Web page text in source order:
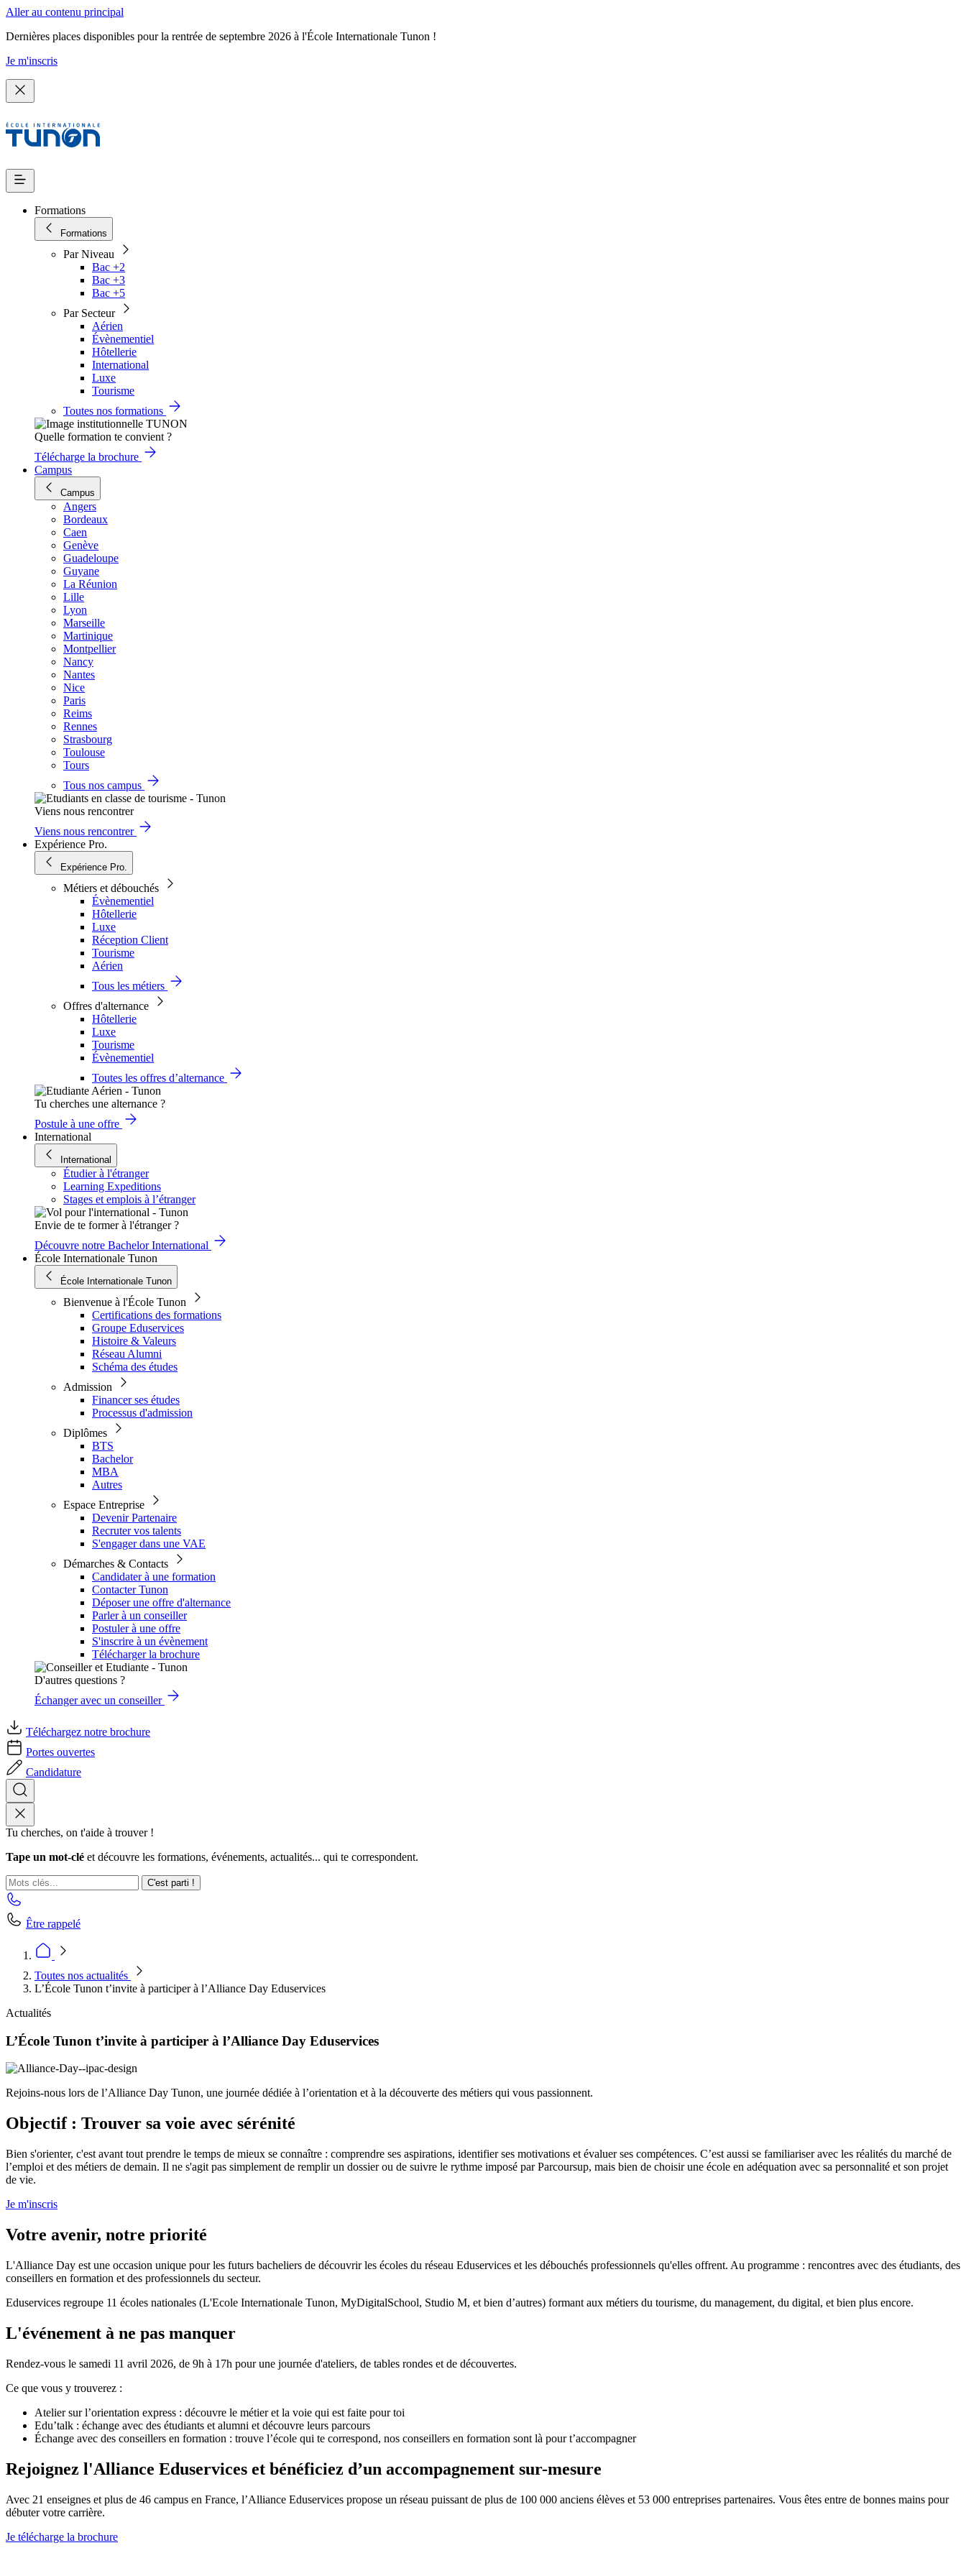
Aller au contenu principal
Dernières places disponibles pour la rentrée de septembre 2026 à l'École Internationale Tunon !
Je m'inscris
Formations
Formations
Par Niveau
Bac +2
Bac +3
Bac +5
Par Secteur
Aérien
Évènementiel
Hôtellerie
International
Luxe
Tourisme
Toutes nos formations
Quelle formation te convient ?
Télécharge la brochure
Campus
Campus
Angers
Bordeaux
Caen
Genève
Guadeloupe
Guyane
La Réunion
Lille
Lyon
Marseille
Martinique
Montpellier
Nancy
Nantes
Nice
Paris
Reims
Rennes
Strasbourg
Toulouse
Tours
Tous nos campus
Viens nous rencontrer
Viens nous rencontrer
Expérience Pro.
Expérience Pro.
Métiers et débouchés
Évènementiel
Hôtellerie
Luxe
Réception Client
Tourisme
Aérien
Tous les métiers
Offres d'alternance
Hôtellerie
Luxe
Tourisme
Évènementiel
Toutes les offres d’alternance
Tu cherches une alternance ?
Postule à une offre
International
International
Étudier à l'étranger
Learning Expeditions
Stages et emplois à l’étranger
Envie de te former à l'étranger ?
Découvre notre Bachelor International
École Internationale Tunon
École Internationale Tunon
Bienvenue à l'École Tunon
Certifications des formations
Groupe Eduservices
Histoire & Valeurs
Réseau Alumni
Schéma des études
Admission
Financer ses études
Processus d'admission
Diplômes
BTS
Bachelor
MBA
Autres
Espace Entreprise
Devenir Partenaire
Recruter vos talents
S'engager dans une VAE
Démarches & Contacts
Candidater à une formation
Contacter Tunon
Déposer une offre d'alternance
Parler à un conseiller
Postuler à une offre
S'inscrire à un évènement
Télécharger la brochure
D'autres questions ?
Échanger avec un conseiller
Téléchargez notre brochure
Portes ouvertes
Candidature
Tu cherches, on t'aide à trouver !
Tape un mot-clé et découvre les formations, événements, actualités... qui te correspondent.
C'est parti !
Être rappelé
Toutes nos actualités
L’École Tunon t’invite à participer à l’Alliance Day Eduservices
Actualités
L’École Tunon t’invite à participer à l’Alliance Day Eduservices
Rejoins-nous lors de l’Alliance Day Tunon, une journée dédiée à l’orientation et à la découverte des métiers qui vous passionnent.
Objectif : Trouver sa voie avec sérénité
Bien s'orienter, c'est avant tout prendre le temps de mieux se connaître : comprendre ses aspirations, identifier ses motivations et évaluer ses compétences. C’est aussi se familiariser avec les réalités du marché de
l’emploi et des métiers de demain. Il ne s'agit pas simplement de remplir un dossier ou de suivre le rythme imposé par Parcoursup, mais bien de choisir une école en adéquation avec sa personnalité et son projet
de vie.
Je m'inscris
Votre avenir, notre priorité
L'Alliance Day est une occasion unique pour les futurs bacheliers de découvrir les écoles du réseau Eduservices et les débouchés professionnels qu'elles offrent. Au programme : rencontres avec des étudiants, des
conseillers en formation et des professionnels du secteur.
Eduservices regroupe 11 écoles nationales (L'Ecole Internationale Tunon, MyDigitalSchool, Studio M, et bien d’autres) formant aux métiers du tourisme, du management, du digital, et bien plus encore.
L'événement à ne pas manquer
Rendez-vous le samedi 11 avril 2026, de 9h à 17h pour une journée d'ateliers, de tables rondes et de découvertes.
Ce que vous y trouverez :
Atelier sur l’orientation express : découvre le métier et la voie qui est faite pour toi
Edu’talk : échange avec des étudiants et alumni et découvre leurs parcours
Échange avec des conseillers en formation : trouve l’école qui te correspond, nos conseillers en formation sont là pour t’accompagner
Rejoignez l'Alliance Eduservices et bénéficiez d’un accompagnement sur-mesure
Avec 21 enseignes et plus de 46 campus en France, l’Alliance Eduservices propose un réseau puissant de plus de 100 000 anciens élèves et 53 000 entreprises partenaires. Vous êtes entre de bonnes mains pour
débuter votre carrière.
Je télécharge la brochure